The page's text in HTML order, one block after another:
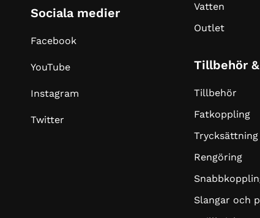
Sociala medier
Facebook
YouTube
Instagram
Twitter
Vatten
Outlet
Tillbehör
Tillbehör
Fatkoppling
Trycksättning
Rengöring
Slangar och